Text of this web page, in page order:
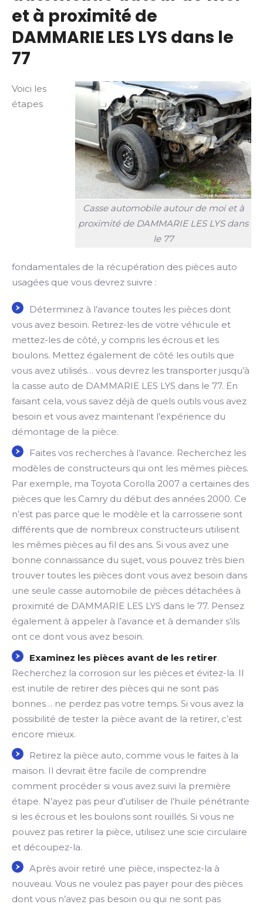
et à proximité de
DAMMARIE LES LYS dans le
77
Casse automobile autour de moi et à
proximité de DAMMARIE LES LYS dans
le 77
Voici les
étapes
fondamentales de la récupération des pièces auto
usagées que vous devrez suivre :
Déterminez à l’avance toutes les pièces dont
vous avez besoin. Retirez-les de votre véhicule et
mettez-les de côté, y compris les écrous et les
boulons. Mettez également de côté les outils que
vous avez utilisés… vous devrez les transporter jusqu’à
la casse auto de DAMMARIE LES LYS dans le 77. En
faisant cela, vous savez déjà de quels outils vous avez
besoin et vous avez maintenant l’expérience du
démontage de la pièce.
Faites vos recherches à l’avance. Recherchez les
modèles de constructeurs qui ont les mêmes pièces.
Par exemple, ma Toyota Corolla 2007 a certaines des
pièces que les Camry du début des années 2000. Ce
n’est pas parce que le modèle et la carrosserie sont
différents que de nombreux constructeurs utilisent
les mêmes pièces au fil des ans. Si vous avez une
bonne connaissance du sujet, vous pouvez très bien
trouver toutes les pièces dont vous avez besoin dans
une seule casse automobile de pièces détachées à
proximité de DAMMARIE LES LYS dans le 77. Pensez
également à appeler à l’avance et à demander s’ils
ont ce dont vous avez besoin.
Examinez les pièces avant de les retirer.
Recherchez la corrosion sur les pièces et évitez-la. Il
est inutile de retirer des pièces qui ne sont pas
bonnes… ne perdez pas votre temps. Si vous avez la
possibilité de tester la pièce avant de la retirer, c’est
encore mieux.
Retirez la pièce auto, comme vous le faites à la
maison. Il devrait être facile de comprendre
comment procéder si vous avez suivi la première
étape. N’ayez pas peur d’utiliser de l’huile pénétrante
si les écrous et les boulons sont rouillés. Si vous ne
pouvez pas retirer la pièce, utilisez une scie circulaire
et découpez-la.
Après avoir retiré une pièce, inspectez-la à
nouveau. Vous ne voulez pas payer pour des pièces
dont vous n’avez pas besoin ou qui ne sont pas